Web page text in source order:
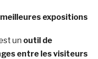
expositions
un outil de
entre les visiteurs